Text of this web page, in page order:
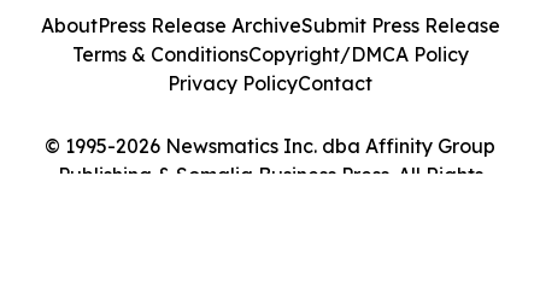
© 1995-2026 Newsmatics Inc. dba Affinity Group
Publishing & Somalia Business Press. All Rights
AboutPress Release ArchiveSubmit Press Release
Terms & ConditionsCopyright/DMCA Policy
Privacy PolicyContact